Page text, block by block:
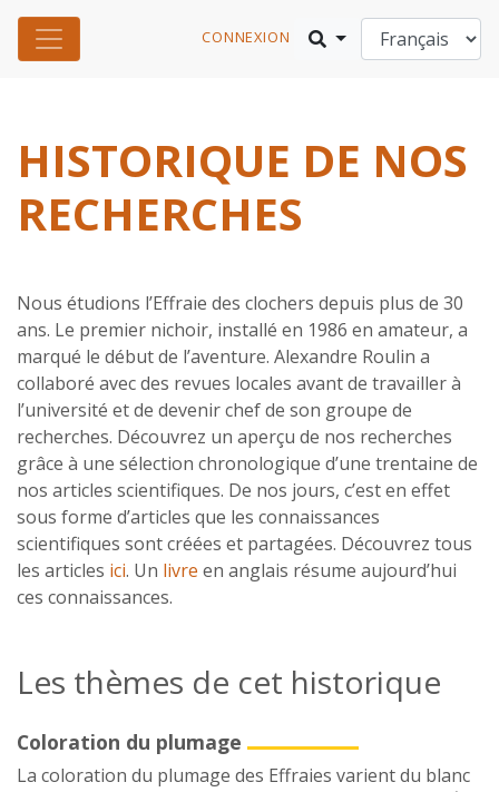
CONNEXION
HISTORIQUE DE NOS
RECHERCHES
Nous étudions l’Effraie des clochers depuis plus de 30
ans. Le premier nichoir, installé en 1986 en amateur, a
marqué le début de l’aventure. Alexandre Roulin a
collaboré avec des revues locales avant de travailler à
l’université et de devenir chef de son groupe de
recherches. Découvrez un aperçu de nos recherches
grâce à une sélection chronologique d’une trentaine de
nos articles scientifiques. De nos jours, c’est en effet
sous forme d’articles que les connaissances
scientifiques sont créées et partagées. Découvrez tous
les articles ici. Un livre en anglais résume aujourd’hui
ces connaissances.
Les thèmes de cet historique
Coloration du plumage
La coloration du plumage des Effraies varient du blanc